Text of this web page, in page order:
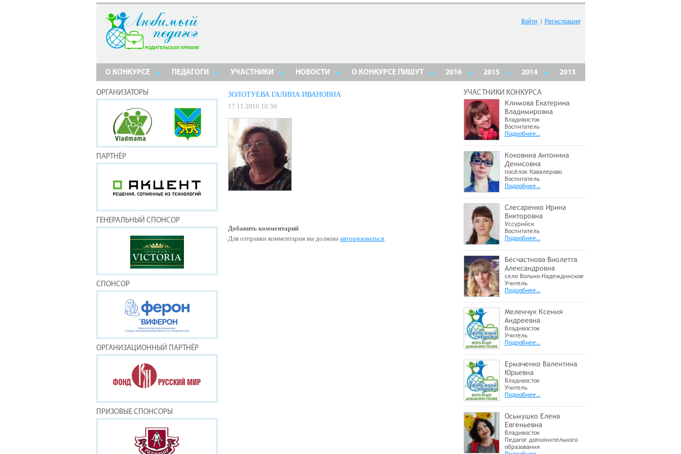
Войти | Регистрация
О КОНКУРСЕ ПЕДАГОГИ УЧАСТНИКИ НОВОСТИ О КОНКУРСЕ ПИШУТ 2016 2015 2014 2013
ОРГАНИЗАТОРЫ
ПАРТНЁР
ГЕНЕРАЛЬНЫЙ СПОНСОР
СПОНСОР
ОРГАНИЗАЦИОННЫЙ ПАРТНЁР
ПРИЗОВЫЕ СПОНСОРЫ
ЗОЛОТУЕВА ГАЛИНА ИВАНОВНА
17.11.2016 10:50
Добавить комментарий
Для отправки комментария вы должны авторизоваться.
УЧАСТНИКИ КОНКУРСА
Климова Екатерина
Владимировна
Владивосток
Воспитатель
Подробнее…
Коковина Антонина
Денисовна
посёлок Кавалерово
Воспитатель
Подробнее…
Слесаренко Ирина
Викторовна
Уссурийск
Воспитатель
Подробнее…
Бесчастнова Виолетта
Александровна
село Вольно-Надеждинское
Учитель
Подробнее…
Меленчук Ксения
Андреевна
Владивосток
Учитель
Подробнее…
Ермаченко Валентина
Юрьевна
Владивосток
Учитель
Подробнее…
Осьмушко Елена
Евгеньевна
Владивосток
Педагог дополнительного
образования